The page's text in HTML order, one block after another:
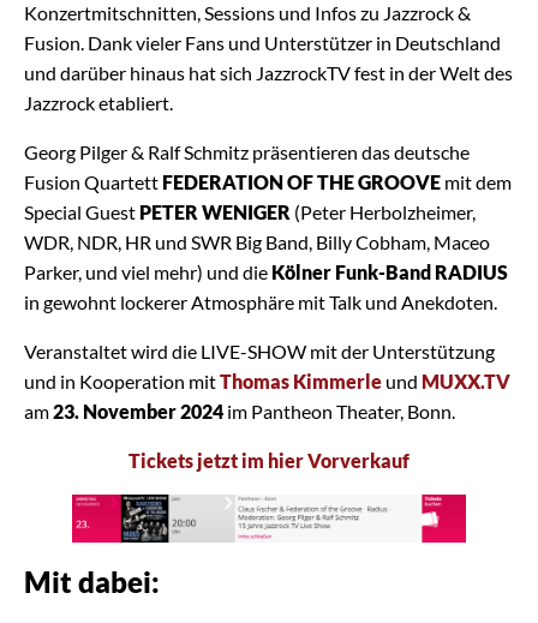
Konzertmitschnitten, Sessions und Infos zu Jazzrock &
Fusion. Dank vieler Fans und Unterstützer in Deutschland
und darüber hinaus hat sich JazzrockTV fest in der Welt des
Jazzrock etabliert.
Georg Pilger & Ralf Schmitz präsentieren das deutsche
Fusion Quartett FEDERATION OF THE GROOVE mit dem
Special Guest PETER WENIGER (Peter Herbolzheimer,
WDR, NDR, HR und SWR Big Band, Billy Cobham, Maceo
Parker, und viel mehr) und die Kölner Funk-Band RADIUS
in gewohnt lockerer Atmosphäre mit Talk und Anekdoten.
Veranstaltet wird die LIVE-SHOW mit der Unterstützung
und in Kooperation mitThomas Kimmerle und MUXX.TV
am23. November 2024 im Pantheon Theater, Bonn.
Tickets jetzt im hier Vorverkauf
Mit dabei: